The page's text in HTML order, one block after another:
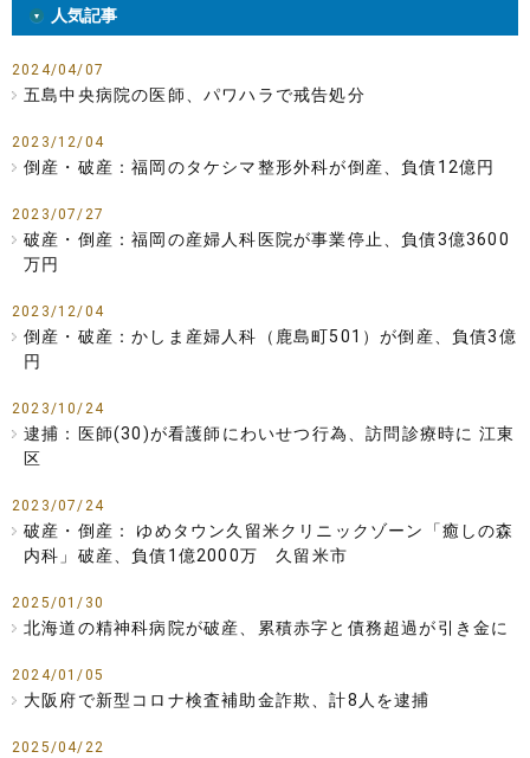
人気記事
2024/04/07
五島中央病院の医師、パワハラで戒告処分
2023/12/04
倒産・破産：福岡のタケシマ整形外科が倒産、負債12億円
2023/07/27
破産・倒産：福岡の産婦人科医院が事業停止、負債3億3600
万円
2023/12/04
倒産・破産：かしま産婦人科（鹿島町501）が倒産、負債3億
円
2023/10/24
逮捕：医師(30)が看護師にわいせつ行為、訪問診療時に 江東
区
2023/07/24
破産・倒産： ゆめタウン久留米クリニックゾーン「癒しの森
内科」破産、負債1億2000万 久留米市
2025/01/30
北海道の精神科病院が破産、累積赤字と債務超過が引き金に
2024/01/05
大阪府で新型コロナ検査補助金詐欺、計8人を逮捕
2025/04/22